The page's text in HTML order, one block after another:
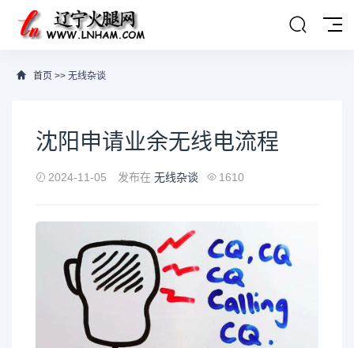
首页 >> 无线杂谈
沈阳申请业余无线电流程
2024-11-05 发布在 无线杂谈 1610